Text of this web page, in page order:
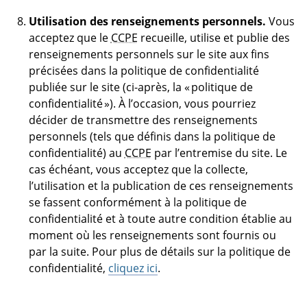
Utilisation des renseignements personnels. Vous
acceptez que leCCPE recueille, utilise et publie des
renseignements personnels sur le site aux fins
précisées dans la politique de confidentialité
publiée sur le site (ci-après, la « politique de
confidentialité »). À l’occasion, vous pourriez
décider de transmettre des renseignements
personnels (tels que définis dans la politique de
confidentialité) auCCPE par l’entremise du site. Le
cas échéant, vous acceptez que la collecte,
l’utilisation et la publication de ces renseignements
se fassent conformément à la politique de
confidentialité et à toute autre condition établie au
moment où les renseignements sont fournis ou
par la suite. Pour plus de détails sur la politique de
confidentialité, cliquez ici.